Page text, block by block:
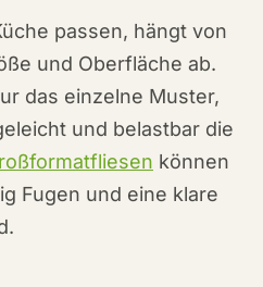
passen, hängt von
und Oberfläche ab.
das einzelne Muster,
und belastbar die
können
Fugen und eine klare